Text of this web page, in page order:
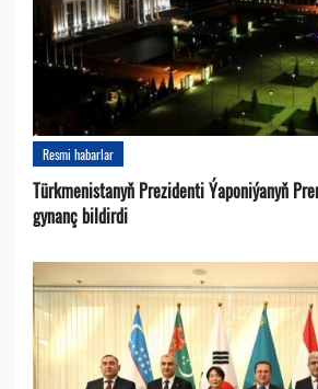
Resmi habarlar
Türkmenistanyň Prezidenti Ýaponiýanyň
gynanç bildirdi